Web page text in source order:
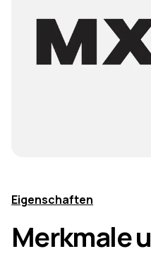
Eigenschaften
Merkmale